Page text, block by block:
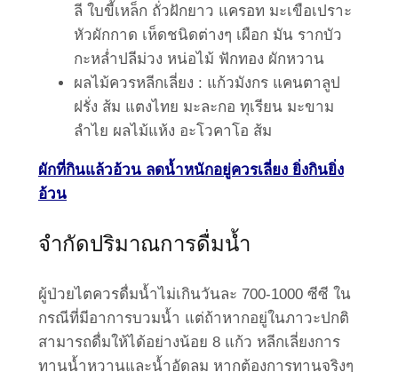
ลี ใบขี้เหล็ก ถั่วฝักยาว แครอท มะเขือเปราะ
หัวผักกาด เห็ดชนิดต่างๆ เผือก มัน รากบัว
กะหล่ำปลีม่วง หน่อไม้ ฟักทอง ผักหวาน
ผลไม้ควรหลีกเลี่ยง : แก้วมังกร แคนตาลูป
ฝรั่ง ส้ม แตงไทย มะละกอ ทุเรียน มะขาม
ลำไย ผลไม้แห้ง อะโวคาโอ ส้ม
ผักที่กินแล้วอ้วน ลดน้ำหนักอยู่ควรเลี่ยง ยิ่งกินยิ่ง
อ้วน
จำกัดปริมาณการดื่มน้ำ
ผู้ป่วยไตควรดื่มน้ำไม่เกินวันละ 700-1000 ซีซี ใน
กรณีที่มีอาการบวมน้ำ แต่ถ้าหากอยู่ในภาวะปกติ
สามารถดื่มให้ได้อย่างน้อย 8 แก้ว หลีกเลี่ยงการ
ทานน้ำหวานและน้ำอัดลม หากต้องการทานจริงๆ